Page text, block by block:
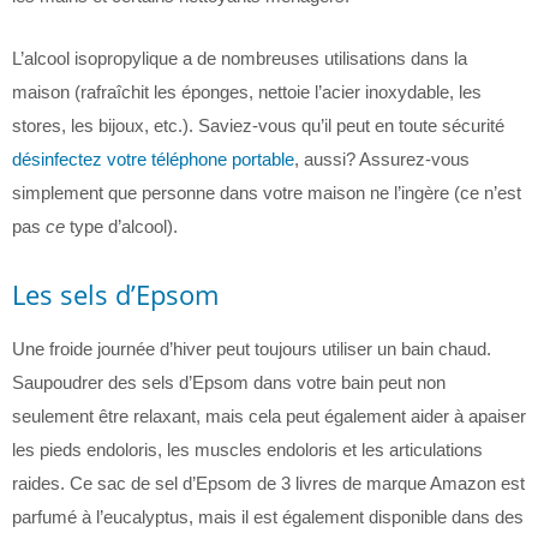
L’alcool isopropylique a de nombreuses utilisations dans la
maison (rafraîchit les éponges, nettoie l’acier inoxydable, les
stores, les bijoux, etc.). Saviez-vous qu’il peut en toute sécurité
désinfectez votre téléphone portable, aussi? Assurez-vous
simplement que personne dans votre maison ne l’ingère (ce n’est
pas ce type d’alcool).
Les sels d’Epsom
Une froide journée d’hiver peut toujours utiliser un bain chaud.
Saupoudrer des sels d’Epsom dans votre bain peut non
seulement être relaxant, mais cela peut également aider à apaiser
les pieds endoloris, les muscles endoloris et les articulations
raides. Ce sac de sel d’Epsom de 3 livres de marque Amazon est
parfumé à l’eucalyptus, mais il est également disponible dans des